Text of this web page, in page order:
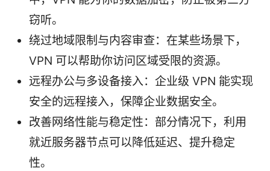
窃听。
绕过地域限制与内容审查：在某些场景下，
VPN 可以帮助你访问区域受限的资源。
远程办公与多设备接入：企业级 VPN 能实现
安全的远程接入，保障企业数据安全。
改善网络性能与稳定性：部分情况下，利用
就近服务器节点可以降低延迟、提升稳定
性。